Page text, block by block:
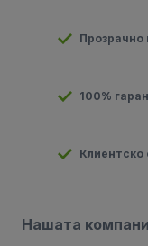
Прозрачно
100%
Клиентско
Нашата